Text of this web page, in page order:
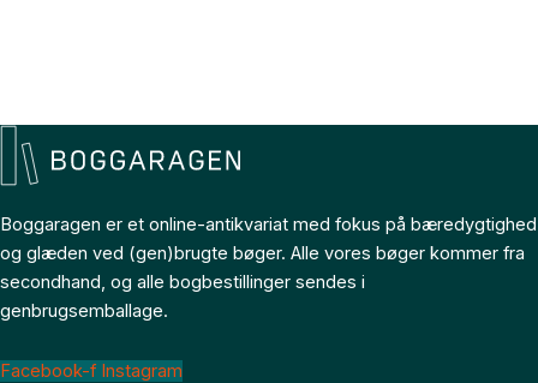
Boggaragen er et online-antikvariat med fokus på bæredygtighed
og glæden ved (gen)brugte bøger. Alle vores bøger kommer fra
secondhand, og alle bogbestillinger sendes i
genbrugsemballage.
Facebook-f Instagram